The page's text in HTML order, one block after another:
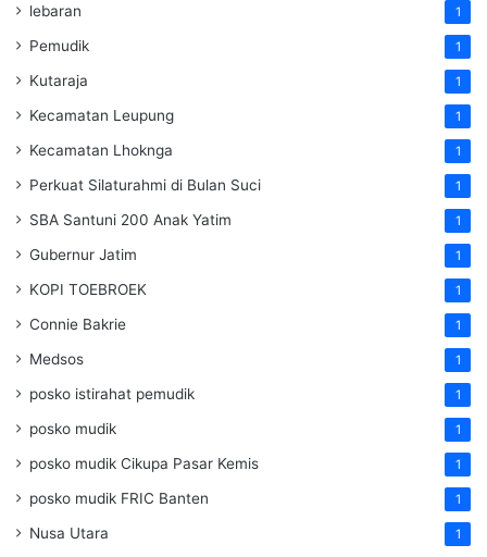
lebaran 1
Pemudik 1
Kutaraja 1
Kecamatan Leupung 1
Kecamatan Lhoknga 1
Perkuat Silaturahmi di Bulan Suci 1
SBA Santuni 200 Anak Yatim 1
Gubernur Jatim 1
KOPI TOEBROEK 1
Connie Bakrie 1
Medsos 1
posko istirahat pemudik 1
posko mudik 1
posko mudik Cikupa Pasar Kemis 1
posko mudik FRIC Banten 1
Nusa Utara 1